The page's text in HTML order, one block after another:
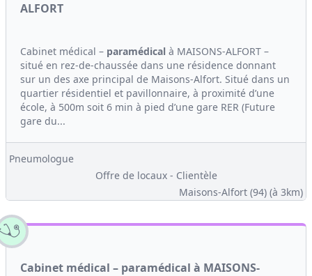
ALFORT
Cabinet médical – paramédical à MAISONS-ALFORT –
situé en rez-de-chaussée dans une résidence donnant
sur un des axe principal de Maisons-Alfort. Situé dans un
quartier résidentiel et pavillonnaire, à proximité d’une
école, à 500m soit 6 min à pied d’une gare RER (Future
gare du...
Pneumologue
Offre de locaux - Clientèle
Maisons-Alfort (94) (à 3km)
Cabinet médical – paramédical à MAISONS-